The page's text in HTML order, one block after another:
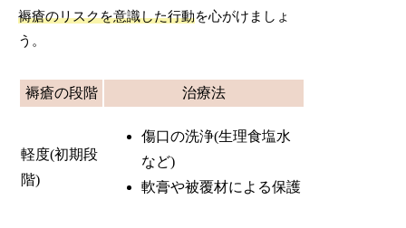
褥瘡のリスクを意識した行動を心がけましょ
う。
褥瘡の段階 治療法
軽度(初期段
階)
傷口の洗浄(生理食塩水
など)
軟膏や被覆材による保護